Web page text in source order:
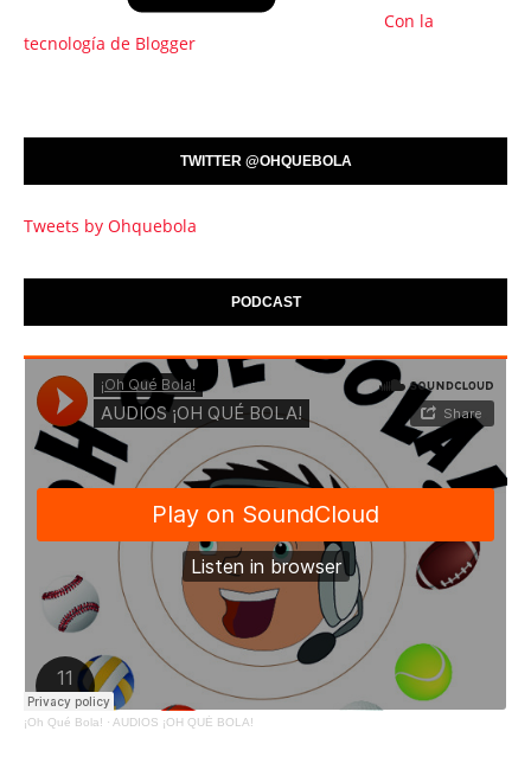
Con la
tecnología de Blogger
TWITTER @OHQUEBOLA
Tweets by Ohquebola
PODCAST
¡Oh Qué Bola! · AUDIOS ¡OH QUÉ BOLA!